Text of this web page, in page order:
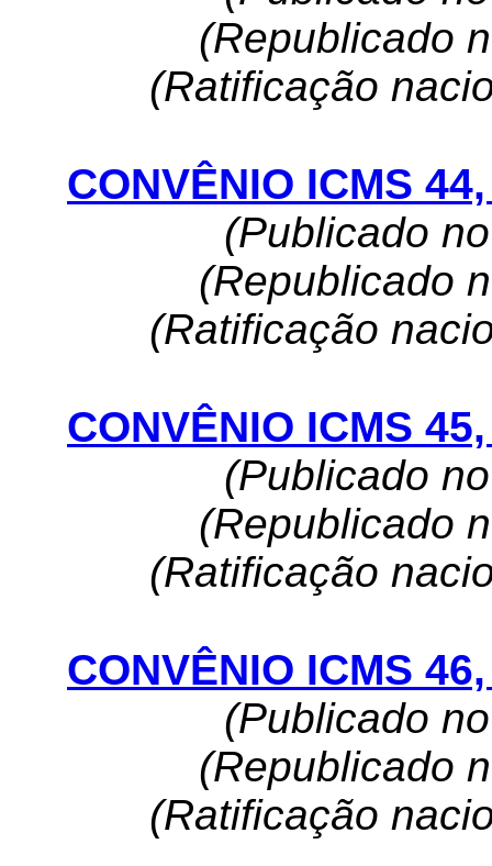
(Republicado
(Ratificação
CONVÊNIO ICMS
(Publicado
(Republicado
(Ratificação
CONVÊNIO ICMS
(Publicado
(Republicado
(Ratificação
CONVÊNIO ICMS
(Publicado
(Republicado
(Ratificação